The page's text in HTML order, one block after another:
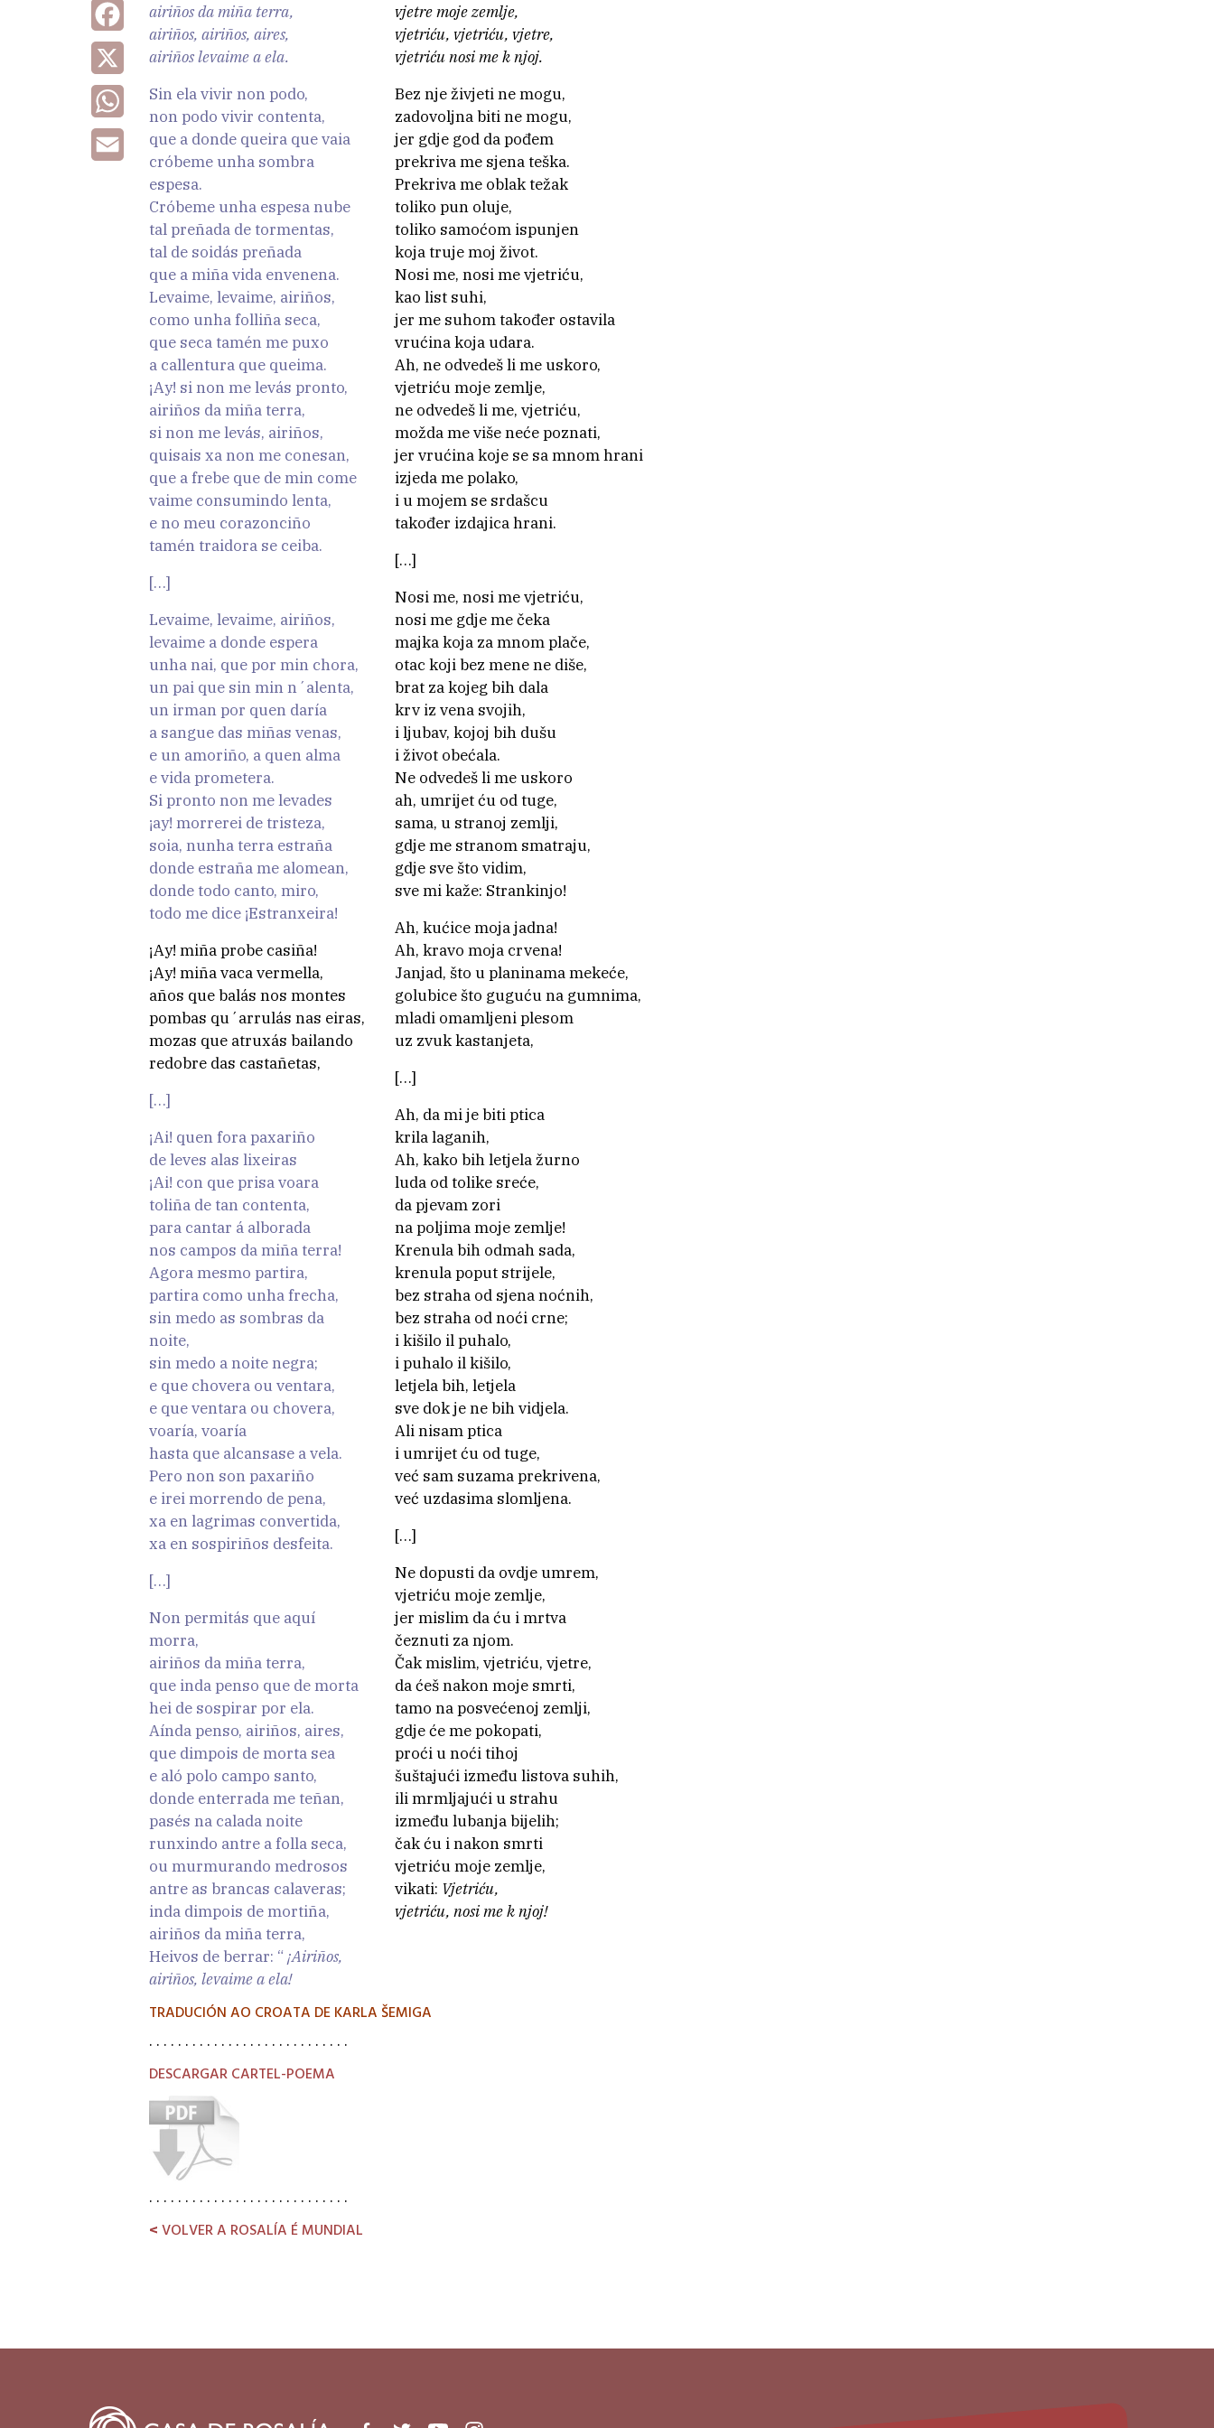
Facebook
WhatsApp
Email
airiños da miña terra,
airiños, airiños, aires,
airiños levaime a ela.
Sin ela vivir non podo,
non podo vivir contenta,
que a donde queira que vaia
cróbeme unha sombra
espesa.
Cróbeme unha espesa nube
tal preñada de tormentas,
tal de soidás preñada
que a miña vida envenena.
Levaime, levaime, airiños,
como unha folliña seca,
que seca tamén me puxo
a callentura que queima.
¡Ay! si non me levás pronto,
airiños da miña terra,
si non me levás, airiños,
quisais xa non me conesan,
que a frebe que de min come
vaime consumindo lenta,
e no meu corazonciño
tamén traidora se ceiba.
[…]
Levaime, levaime, airiños,
levaime a donde espera
unha nai, que por min chora,
un pai que sin min n´alenta,
un irman por quen daría
a sangue das miñas venas,
e un amoriño, a quen alma
e vida prometera.
Si pronto non me levades
¡ay! morrerei de tristeza,
soia, nunha terra estraña
donde estraña me alomean,
donde todo canto, miro,
todo me dice ¡Estranxeira!
¡Ay! miña probe casiña!
¡Ay! miña vaca vermella,
años que balás nos montes
pombas qu´arrulás nas eiras,
mozas que atruxás bailando
redobre das castañetas,
[…]
¡Ai! quen fora paxariño
de leves alas lixeiras
¡Ai! con que prisa voara
toliña de tan contenta,
para cantar á alborada
nos campos da miña terra!
Agora mesmo partira,
partira como unha frecha,
sin medo as sombras da
noite,
sin medo a noite negra;
e que chovera ou ventara,
e que ventara ou chovera,
voaría, voaría
hasta que alcansase a vela.
Pero non son paxariño
e irei morrendo de pena,
xa en lagrimas convertida,
xa en sospiriños desfeita.
[…]
Non permitás que aquí
morra,
airiños da miña terra,
que inda penso que de morta
hei de sospirar por ela.
Aínda penso, airiños, aires,
que dimpois de morta sea
e aló polo campo santo,
donde enterrada me teñan,
pasés na calada noite
runxindo antre a folla seca,
ou murmurando medrosos
antre as brancas calaveras;
inda dimpois de mortiña,
airiños da miña terra,
Heivos de berrar: “ ¡Airiños,
airiños, levaime a ela!
vjetre moje zemlje,
vjetriću, vjetriću, vjetre,
vjetriću nosi me k njoj.
Bez nje živjeti ne mogu,
zadovoljna biti ne mogu,
jer gdje god da pođem
prekriva me sjena teška.
Prekriva me oblak težak
toliko pun oluje,
toliko samoćom ispunjen
koja truje moj život.
Nosi me, nosi me vjetriću,
kao list suhi,
jer me suhom također ostavila
vrućina koja udara.
Ah, ne odvedeš li me uskoro,
vjetriću moje zemlje,
ne odvedeš li me, vjetriću,
možda me više neće poznati,
jer vrućina koje se sa mnom hrani
izjeda me polako,
i u mojem se srdašcu
također izdajica hrani.
[…]
Nosi me, nosi me vjetriću,
nosi me gdje me čeka
majka koja za mnom plače,
otac koji bez mene ne diše,
brat za kojeg bih dala
krv iz vena svojih,
i ljubav, kojoj bih dušu
i život obećala.
Ne odvedeš li me uskoro
ah, umrijet ću od tuge,
sama, u stranoj zemlji,
gdje me stranom smatraju,
gdje sve što vidim,
sve mi kaže: Strankinjo!
Ah, kućice moja jadna!
Ah, kravo moja crvena!
Janjad, što u planinama mekeće,
golubice što guguću na gumnima,
mladi omamljeni plesom
uz zvuk kastanjeta,
[…]
Ah, da mi je biti ptica
krila laganih,
Ah, kako bih letjela žurno
luda od tolike sreće,
da pjevam zori
na poljima moje zemlje!
Krenula bih odmah sada,
krenula poput strijele,
bez straha od sjena noćnih,
bez straha od noći crne;
i kišilo il puhalo,
i puhalo il kišilo,
letjela bih, letjela
sve dok je ne bih vidjela.
Ali nisam ptica
i umrijet ću od tuge,
već sam suzama prekrivena,
već uzdasima slomljena.
[…]
Ne dopusti da ovdje umrem,
vjetriću moje zemlje,
jer mislim da ću i mrtva
čeznuti za njom.
Čak mislim, vjetriću, vjetre,
da ćeš nakon moje smrti,
tamo na posvećenoj zemlji,
gdje će me pokopati,
proći u noći tihoj
šuštajući između listova suhih,
ili mrmljajući u strahu
između lubanja bijelih;
čak ću i nakon smrti
vjetriću moje zemlje,
vikati: Vjetriću,
vjetriću, nosi me k njoj!
TRADUCIÓN AO CROATA DE KARLA ŠEMIGA
. . . . . . . . . . . . . . . . . . . . . . . . . . . .
DESCARGAR CARTEL-POEMA
. . . . . . . . . . . . . . . . . . . . . . . . . . . .
<VOLVER A ROSALÍA É MUNDIAL